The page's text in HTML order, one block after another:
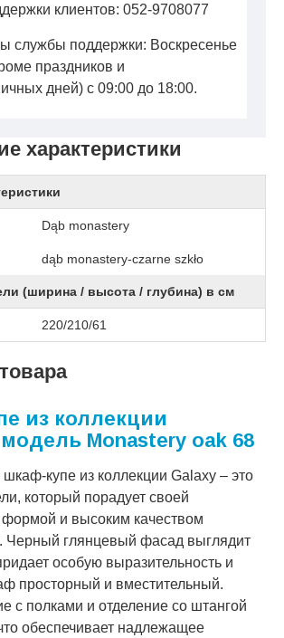
характеристики
Dąb monastery
dąb monastery-czarne szkło
(ширина / высота / глубина) в см
220/210/61
из коллекции
модель Monastery oak 68
купе из коллекции Galaxy – это
который порадует своей
и высоким качеством
Черный глянцевый фасад выглядит
особую выразительность и
просторный и вместительный.
с полками и отделение со штангой
обеспечивает надлежащее
клиентов: 052-9708077
службы поддержки: Воскресенье
праздников и
дней) с 09:00 до 18:00.